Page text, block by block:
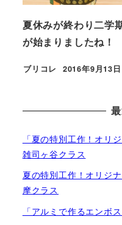
夏休みが終わり二学
が始まりましたね！
ブリコレ
投稿日
2016年9月13日
「夏の特別工作！オリ
雑司ヶ谷クラス
夏の特別工作！オリジ
摩クラス
「アルミで作るエンボ